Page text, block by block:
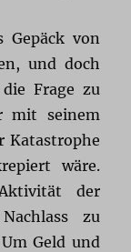
von
und doch
Frage zu
mit seinem
Katastrophe
wäre.
der
zu
Geld und